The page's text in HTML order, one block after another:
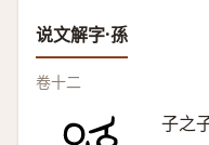
说文解字·孫
卷十二
子之